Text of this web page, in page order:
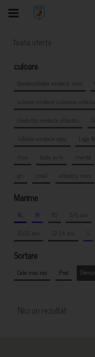
Toata oferta
culoare
Generozitatea vindecă- mov
Iubirea vindecă- culoarea
Credința vindecă- albastru
Iubirea vindecă- roșu
Logo
mov
baby pink mentă
gri
coral albastru navy
Marime
XL M XS 5/6 ani
10-12 ani
12-14 ani S
Sortare
Cele mai noi Pret
Nici un rezultat